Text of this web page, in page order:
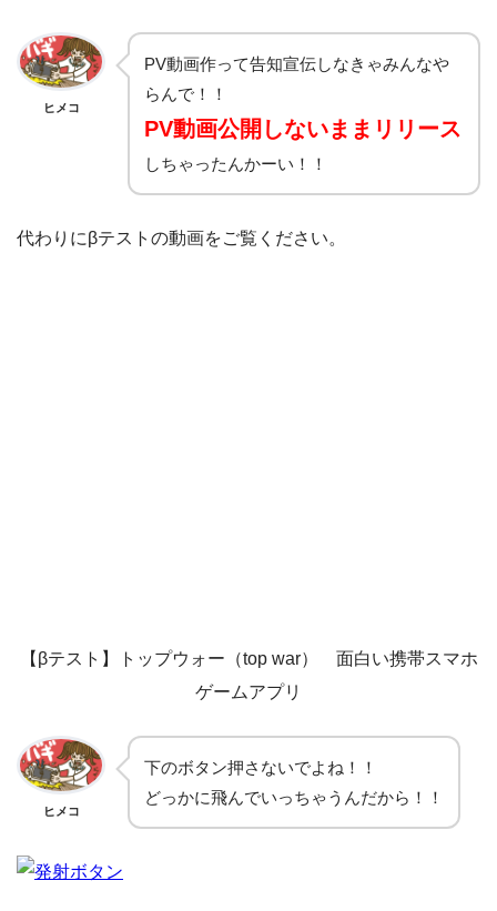
ヒメコ
PV動画作って告知宣伝しなきゃみんなや
らんで！！
PV動画公開しないままリリース
しちゃったんかーい！！
代わりにβテストの動画をご覧ください。
【βテスト】トップウォー（top war） 面白い携帯スマホ
ゲームアプリ
ヒメコ
下のボタン押さないでよね！！
どっかに飛んでいっちゃうんだから！！